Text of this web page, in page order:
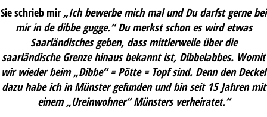
Sie schrieb mir „Ich bewerbe mich mal und Du darfst gerne bei
mir in de dibbe gugge.“ Du merkst schon es wird etwas
Saarländisches geben, dass mittlerweile über die
saarländische Grenze hinaus bekannt ist, Dibbelabbes. Womit
wir wieder beim „Dibbe“ = Pötte = Topf sind. Denn den Deckel
dazu habe ich in Münster gefunden und bin seit 15 Jahren mit
einem „Ureinwohner“ Münsters verheiratet.“